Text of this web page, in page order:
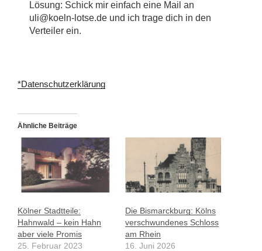
Lösung: Schick mir einfach eine Mail an
uli@koeln-lotse.de und ich trage dich in den
Verteiler ein.
*Datenschutzerklärung
Ähnliche Beiträge
Kölner Stadtteile:
Hahnwald – kein Hahn
aber viele Promis
25. Februar 2023
Die Bismarckburg: Kölns
verschwundenes Schloss
am Rhein
16. Juni 2026